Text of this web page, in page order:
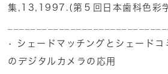
集,13,1997.(第５回日本歯科色彩
• シェードマッチングとシェードコ
のデジタルカメラの応用